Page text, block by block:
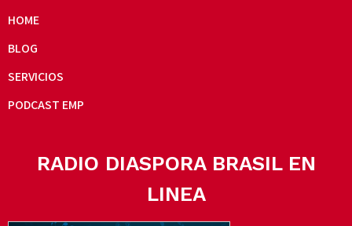
HOME
BLOG
SERVICIOS
PODCAST EMP
RADIO DIASPORA BRASIL EN
LINEA